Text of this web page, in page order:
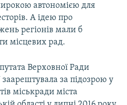
автономією для
А ідею про
регіонів мали б
місцевих рад.
Верховної Ради
за підозрою у
міськради міста